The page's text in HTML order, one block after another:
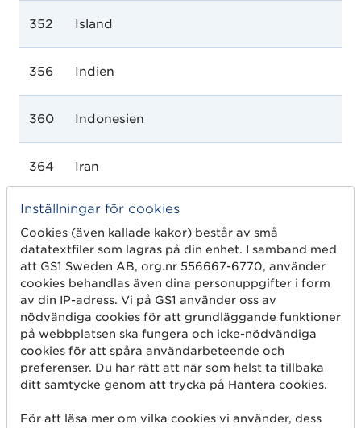
352 Island
356 Indien
360 Indonesien
364 Iran
368 Irak
372 Irland
376 Israel
380 Italien
Inställningar för cookies
Cookies (även kallade kakor) består av små
datatextfiler som lagras på din enhet. I samband med
att GS1 Sweden AB, org.nr 556667-6770, använder
cookies behandlas även dina personuppgifter i form
av din IP-adress. Vi på GS1 använder oss av
nödvändiga cookies för att grundläggande funktioner
på webbplatsen ska fungera och icke-nödvändiga
cookies för att spåra användarbeteende och
preferenser. Du har rätt att när som helst ta tillbaka
ditt samtycke genom att trycka på Hantera cookies.
För att läsa mer om vilka cookies vi använder, dess